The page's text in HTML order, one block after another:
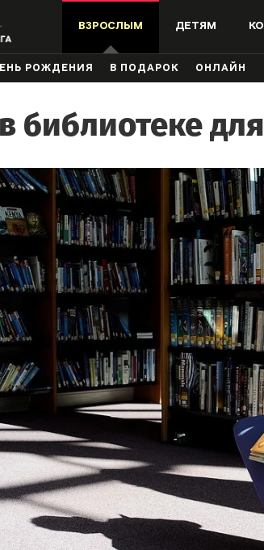
ВЗРОСЛЫМ ДЕТЯМ
РОЖДЕНИЯ В ПОДАРОК ОНЛАЙН
библиотеке